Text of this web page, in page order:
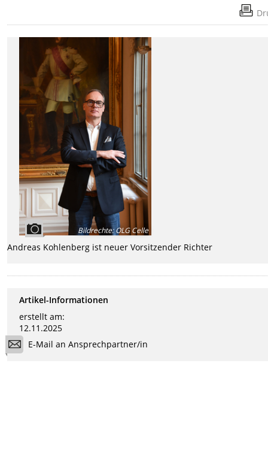
Bildrechte:OLG Celle
Andreas Kohlenberg ist neuer Vorsitzender Richter
Artikel-Informationen
erstellt am:
12.11.2025
E-Mail an Ansprechpartner/in